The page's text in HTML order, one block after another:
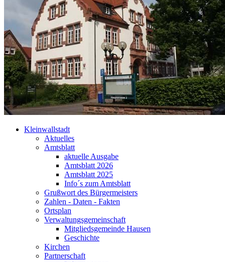
Kleinwallstadt
Aktuelles
Amtsblatt
aktuelle Ausgabe
Amtsblatt 2026
Amtsblatt 2025
Info´s zum Amtsblatt
Grußwort des Bürgermeisters
Zahlen - Daten - Fakten
Ortsplan
Verwaltungsgemeinschaft
Mitgliedsgemeinde Hausen
Geschichte
Kirchen
Partnerschaft